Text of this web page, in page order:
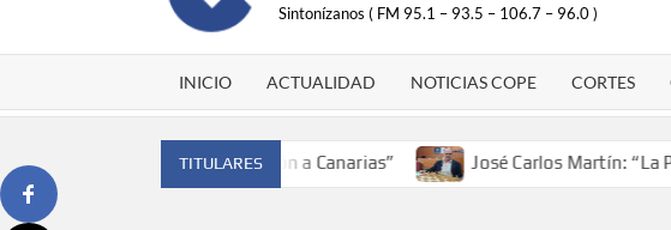
Sintonízanos ( FM 95.1 – 93.5 – 106.7 – 96.0 )
INICIO ACTUALIDAD NOTICIAS COPE CORTES
TITULARES
España y traer el cinturón a Canarias” José Carlos Martín: “La